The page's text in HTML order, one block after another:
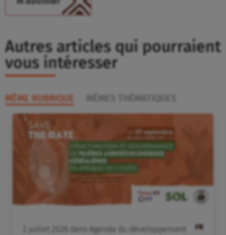
Autres articles qui pourraient
vous intéresser
MÊME RUBRIQUE
FR
juillet dans
Agenda du développement